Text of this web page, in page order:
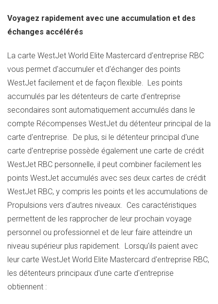
Voyagez rapidement avec une accumulation et des
échanges accélérés
La carte WestJet World Elite Mastercard d'entreprise RBC
vous permet d'accumuler et d'échanger des points
WestJet facilement et de façon flexible. Les points
accumulés par les détenteurs de carte d'entreprise
secondaires sont automatiquement accumulés dans le
compte Récompenses WestJet du détenteur principal de la
carte d'entreprise. De plus, si le détenteur principal d'une
carte d'entreprise possède également une carte de crédit
WestJet RBC personnelle, il peut combiner facilement les
points WestJet accumulés avec ses deux cartes de crédit
WestJet RBC, y compris les points et les accumulations de
Propulsions vers d'autres niveaux. Ces caractéristiques
permettent de les rapprocher de leur prochain voyage
personnel ou professionnel et de leur faire atteindre un
niveau supérieur plus rapidement. Lorsqu'ils paient avec
leur carte WestJet World Elite Mastercard d'entreprise RBC,
les détenteurs principaux d'une carte d'entreprise
obtiennent :